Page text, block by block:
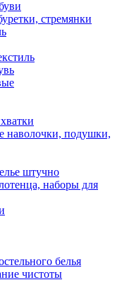
стремянки
наволочки, подушки,
штучно
наборы для
белья
чистоты